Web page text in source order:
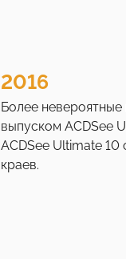
2016
Более
выпуском ACDSee
ACDSee Ultimate
краев.